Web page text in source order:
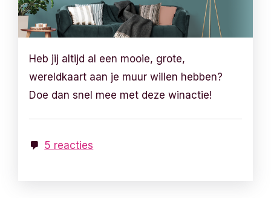
Heb jij altijd al een mooie, grote,
wereldkaart aan je muur willen hebben?
Doe dan snel mee met deze winactie!
5 reacties